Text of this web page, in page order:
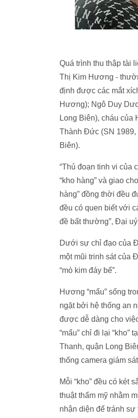
Quá trình thu thập tài
Thị Kim Hương -
định được các mắt
Hương); Ngô Duy
Long Biên), cháu của
Thành Đức (SN
Biên).
“Thủ đoạn tinh vi của
“kho hàng” và giao
hàng” đồng thời đều
đều có quen biết với
đề bất thường”, Đại
Dưới sự chỉ đạo của
một mũi trinh sát của
“mò kim đáy bể”.
Hương “mẩu” sống
ngặt bởi hệ thống an
được dễ dàng cho
“mẩu” chỉ đi lại
Thanh, quận Long
thống camera giám
Mỗi “kho” đều có két
thuật thẩm mỹ nhằm
nhận diện để tránh